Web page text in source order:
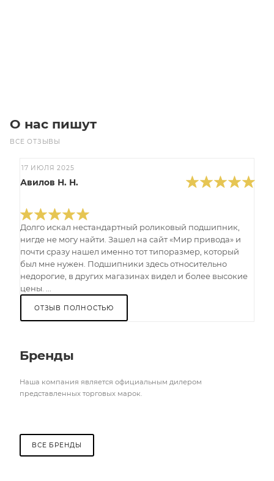
О нас пишут
ВСЕ ОТЗЫВЫ
17 ИЮЛЯ 2025
Авилов Н. Н.
Долго искал нестандартный роликовый подшипник,
нигде не могу найти. Зашел на сайт «Мир привода» и
почти сразу нашел именно тот типоразмер, который
был мне нужен. Подшипники здесь относительно
недорогие, в других магазинах видел и более высокие
цены. ...
ОТЗЫВ ПОЛНОСТЬЮ
Бренды
Наша компания является официальным дилером
представленных торговых марок.
ВСЕ БРЕНДЫ